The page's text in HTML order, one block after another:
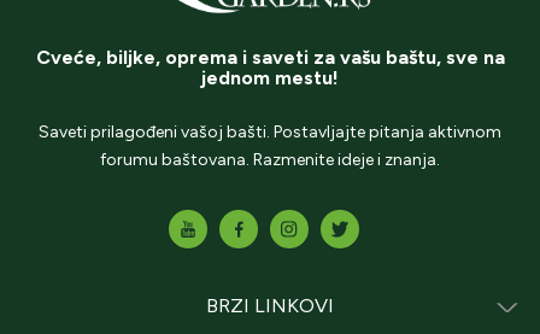
Cveće, biljke, oprema i saveti za vašu baštu, sve na
jednom mestu!
Saveti prilagođeni vašoj bašti. Postavljajte pitanja aktivnom
forumu baštovana. Razmenite ideje i znanja.
BRZI LINKOVI